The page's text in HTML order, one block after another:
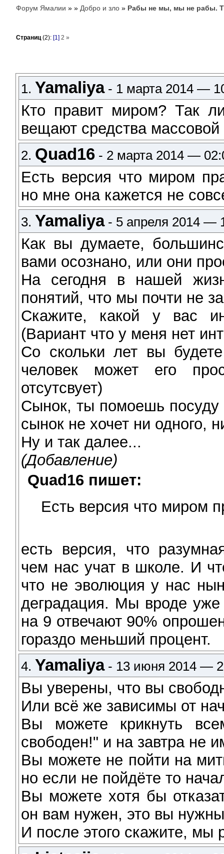
Форум Ямалии »» Добро и зло » Рабы не мы, мы не рабы.
Страниц(2): [1] 2 »
1. Yamaliya- 1 марта 2014 —
Кто правит миром? Так
вещают средства
2. Quad16 - 2 марта 2014 —
Есть версия что миром
но мне она кажется не
3. Yamaliya- 5 апреля 2014 —
Как вы думаете,
вами осознано, или они
На сегодня в нашей
понятий, что мы почти не
Скажите, какой у вас
(Вариант что у меня нет
Со скольки лет вы
человек может его
отсутсвует)
Сынок, ты помоешь посуду
сынок не хочет ни одного,
Ну и так далее...
(Добавление)
Quad16 пишет:
Есть версия что миром
есть версия, что
чем нас учат в школе. И
что не эволюция у нас
деградация. Мы вроде
на 9 отвечают 90%
гораздо меньший процент.
4. Yamaliya- 13 июня 2014 —
Вы уверены, что вы
Или всё же зависимы от
Вы можете крикнуть
свободен!" и на завтра не
Вы можете не пойти на
но если не пойдёте то
Вы можете хотя бы
он вам нужен, это вы
И после этого скажите, мы